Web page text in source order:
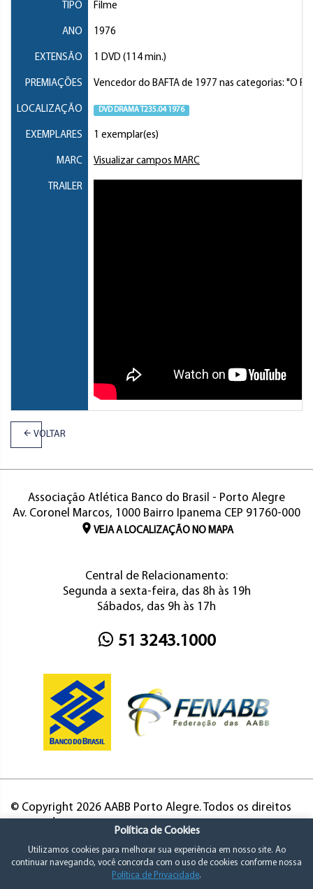
TIPO Filme
ANO 1976
EXTENSÃO 1 DVD (114 min.)
PREMIAÇÕES Vencedor do BAFTA de 1977 nas categorias: "O
LOCALIZAÇÃO DVD DRAMA T235.04 1976
EXEMPLARES 1 exemplar(es)
MARC Visualizar campos MARC
TRAILER
VOLTAR
Associação Atlética Banco do Brasil - Porto Alegre
Av. Coronel Marcos, 1000 Bairro Ipanema CEP 91760-000
VEJA A LOCALIZAÇÃO NO MAPA
Central de Relacionamento:
Segunda a sexta-feira, das 8h às 19h
Sábados, das 9h às 17h
51 3243.1000
© Copyright 2026 AABB Porto Alegre. Todos os direitos
Política de Cookies
Utilizamos cookies para melhorar sua experiência em nosso site. Ao
continuar navegando, você concorda com o uso de cookies conforme nossa
Política de Privacidade.